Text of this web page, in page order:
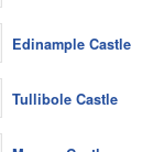
Edinample Castle
Tullibole Castle